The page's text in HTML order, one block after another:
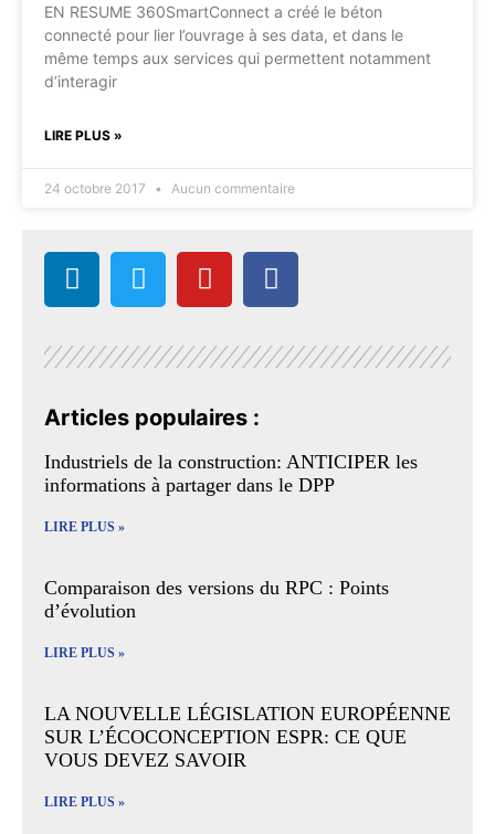
EN RESUME 360SmartConnect a créé le béton
connecté pour lier l’ouvrage à ses data, et dans le
même temps aux services qui permettent notamment
d’interagir
LIRE PLUS »
24 octobre 2017 Aucun commentaire
Articles populaires :
Industriels de la construction: ANTICIPER les
informations à partager dans le DPP
LIRE PLUS »
Comparaison des versions du RPC : Points
d’évolution
LIRE PLUS »
LA NOUVELLE LÉGISLATION EUROPÉENNE
SUR L’ÉCOCONCEPTION ESPR: CE QUE
VOUS DEVEZ SAVOIR
LIRE PLUS »